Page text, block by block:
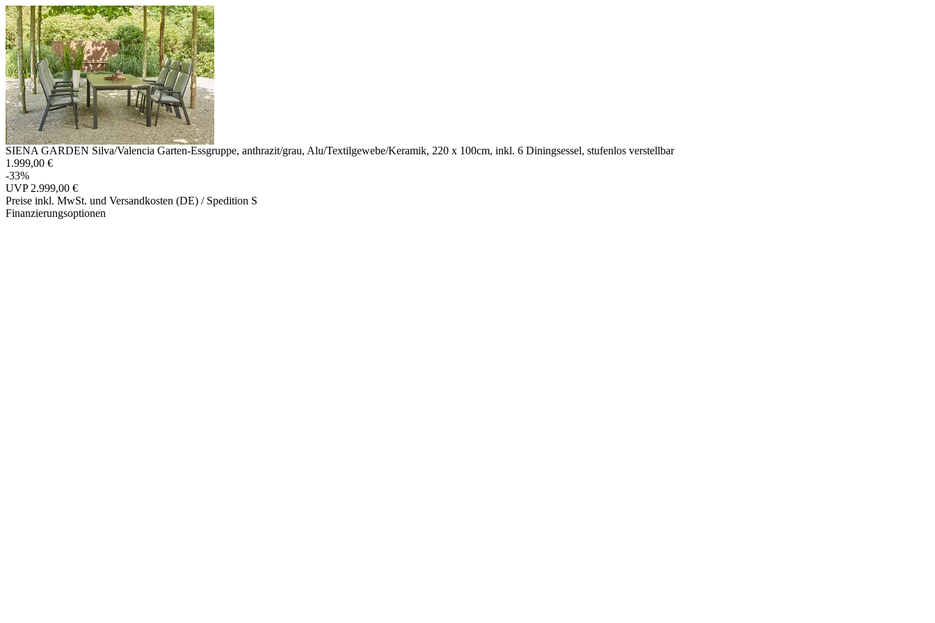
SIENA GARDEN Silva/Valencia Garten-Essgruppe, anthrazit/grau, Alu/Textilgewebe/Keramik, 220 x 100cm, inkl. 6 Diningsessel, stufenlos verstellbar
1.999,00 €
-33%
UVP 2.999,00 €
Preise inkl. MwSt. und Versandkosten (DE) / Spedition S
Finanzierungsoptionen